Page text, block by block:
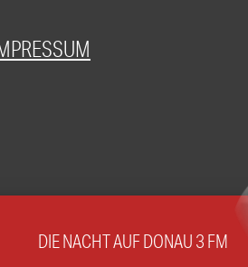
DIE NACHT AUF DONAU 3 FM